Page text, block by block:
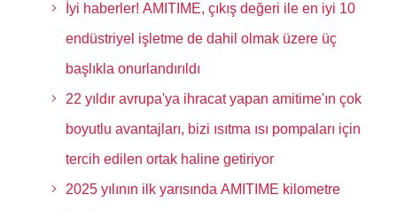
İyi haberler! AMITIME, çıkış değeri ile en iyi 10
endüstriyel işletme de dahil olmak üzere üç
başlıkla onurlandırıldı
22 yıldır avrupa'ya ihracat yapan amitime'ın çok
boyutlu avantajları, bizi ısıtma ısı pompaları için
tercih edilen ortak haline getiriyor
2025 yılının ilk yarısında AMITIME kilometre